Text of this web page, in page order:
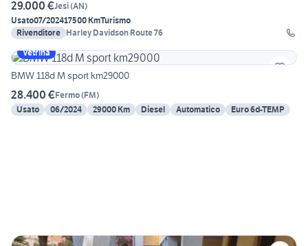
29.000 €Jesi(AN)
Usato07/202417500 KmTurismo
Rivenditore Harley Davidson Route 76
Vetrina
BMW 118d M sport km29000
28.400 €Fermo(FM)
Usato
06/2024 29000 Km Diesel Automatico Euro 6d-TEMP